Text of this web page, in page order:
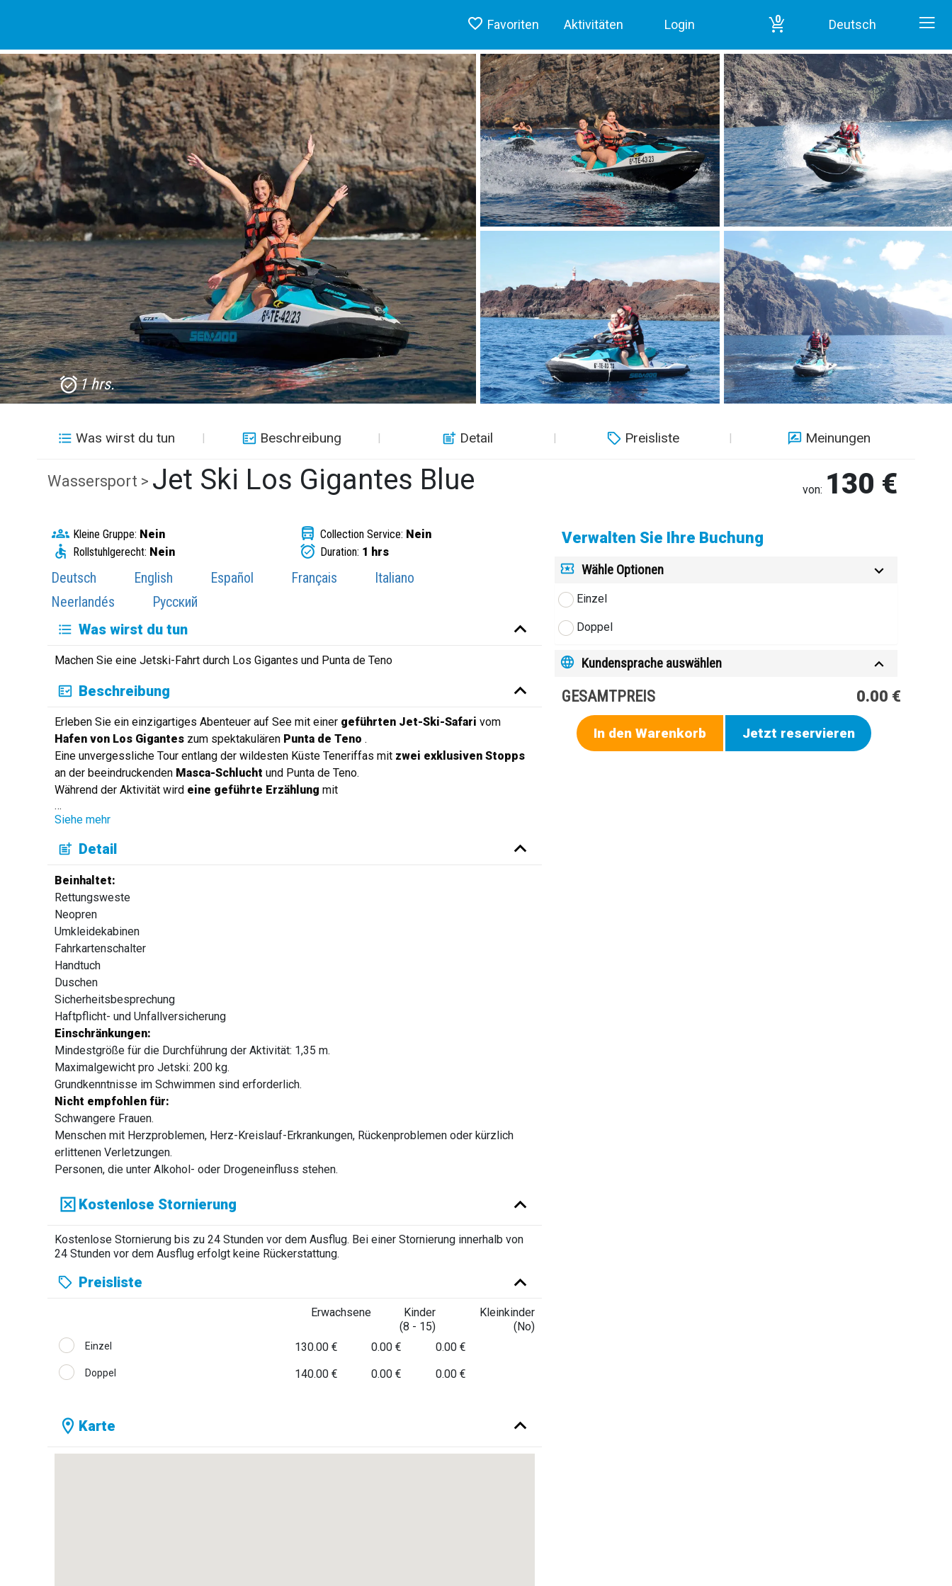
Favoriten Aktivitäten Login 0 Deutsch
1 hrs.
Was wirst du tun Beschreibung Detail Preisliste Meinungen
Wassersport > Jet Ski Los Gigantes Blue von: 130 €
Kleine Gruppe: Nein Collection Service: Nein
Rollstuhlgerecht: Nein Duration: 1 hrs
Deutsch English Español Français
Italiano
Neerlandés
Русский
Was wirst du tun
Machen Sie eine Jetski-Fahrt durch Los Gigantes und Punta de Teno
Beschreibung
Erleben Sie ein einzigartiges Abenteuer auf See mit einer geführten Jet-Ski-Safari vom
Hafen von Los Giganteszum spektakulären Punta de Teno .
Eine unvergessliche Tour entlang der wildesten Küste Teneriffas mit zwei exklusiven Stopps
an der beeindruckenden Masca-Schlucht und Punta de Teno.
Während der Aktivität wird eine geführte Erzählung mit
…
Siehe mehr
Detail
Beinhaltet:
Rettungsweste
Neopren
Umkleidekabinen
Fahrkartenschalter
Handtuch
Duschen
Sicherheitsbesprechung
Haftpflicht- und Unfallversicherung
Einschränkungen:
Mindestgröße für die Durchführung der Aktivität: 1,35 m.
Maximalgewicht pro Jetski: 200 kg.
Grundkenntnisse im Schwimmen sind erforderlich.
Nicht empfohlen für:
Schwangere Frauen.
Menschen mit Herzproblemen, Herz-Kreislauf-Erkrankungen, Rückenproblemen oder kürzlich
erlittenen Verletzungen.
Personen, die unter Alkohol- oder Drogeneinfluss stehen.
Kostenlose Stornierung
Kostenlose Stornierung bis zu 24 Stunden vor dem Ausflug. Bei einer Stornierung innerhalb von
24 Stunden vor dem Ausflug erfolgt keine Rückerstattung.
Preisliste
Erwachsene
Kinder
(8 - 15)
Kleinkinder
(No)
Einzel 130.00 € 0.00 € 0.00 €
Doppel 140.00 € 0.00 € 0.00 €
Karte
Verwalten Sie Ihre Buchung
Wähle Optionen
Einzel
Doppel
Kundensprache auswählen
GESAMTPREIS 0.00 €
In den Warenkorb Jetzt reservieren